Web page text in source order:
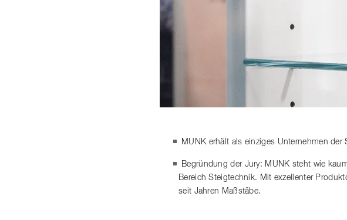
MUNK erhält als einziges Unternehmen
Begründung der Jury: MUNK steht wie
Bereich Steigtechnik. Mit exzellenter
seit Jahren Maßstäbe.